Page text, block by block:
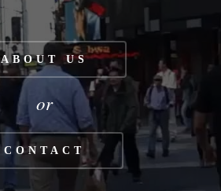
ABOUT US
or
CONTACT